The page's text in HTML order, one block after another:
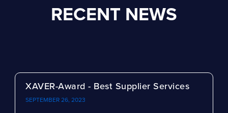
RECENT NEWS
XAVER-Award - Best Supplier Services
SEPTEMBER 26, 2023